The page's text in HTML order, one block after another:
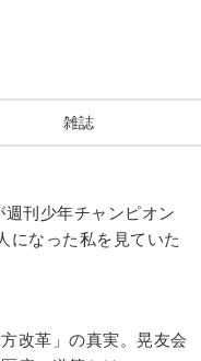
雑誌
刊少年チャンピオン
になった私を見ていた
改革」の真実。晃友会